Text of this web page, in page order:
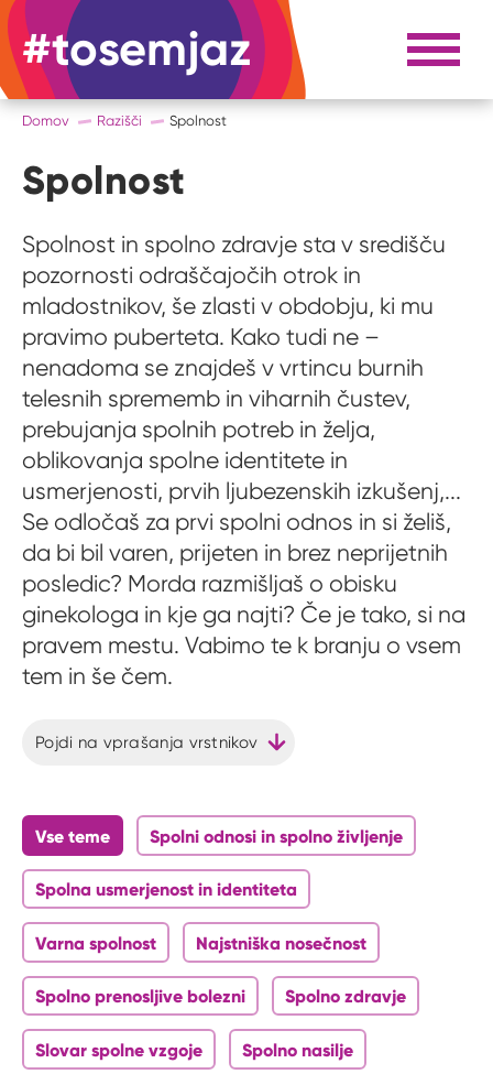
#tosemjaz #to sem jaz Razpri
Domov Razišči Spolnost
Spolnost
Spolnost in spolno zdravje sta v središču
pozornosti odraščajočih otrok in
mladostnikov, še zlasti v obdobju, ki mu
pravimo puberteta. Kako tudi ne –
nenadoma se znajdeš v vrtincu burnih
telesnih sprememb in viharnih čustev,
prebujanja spolnih potreb in želja,
oblikovanja spolne identitete in
usmerjenosti, prvih ljubezenskih izkušenj,...
Se odločaš za prvi spolni odnos in si želiš,
da bi bil varen, prijeten in brez neprijetnih
posledic? Morda razmišljaš o obisku
ginekologa in kje ga najti? Če je tako, si na
pravem mestu. Vabimo te k branju o vsem
tem in še čem.
Pojdi na vprašanja vrstnikov
Vse teme Spolni odnosi in spolno življenje
Spolna usmerjenost in identiteta
Varna spolnost Najstniška nosečnost
Spolno prenosljive bolezni Spolno zdravje
Slovar spolne vzgoje Spolno nasilje